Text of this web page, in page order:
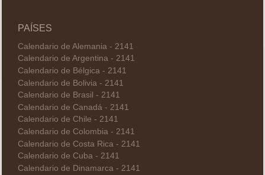
PAÍSES
Calendario de Alemania - 2141
Calendario de Argentina - 2141
Calendario de Bélgica - 2141
Calendario de Bolivia - 2141
Calendario de Brasil - 2141
Calendario de Canadá - 2141
Calendario de Chile - 2141
Calendario de Colombia - 2141
Calendario de Costa Rica - 2141
Calendario de Cuba - 2141
Calendario de Dinamarca - 2141